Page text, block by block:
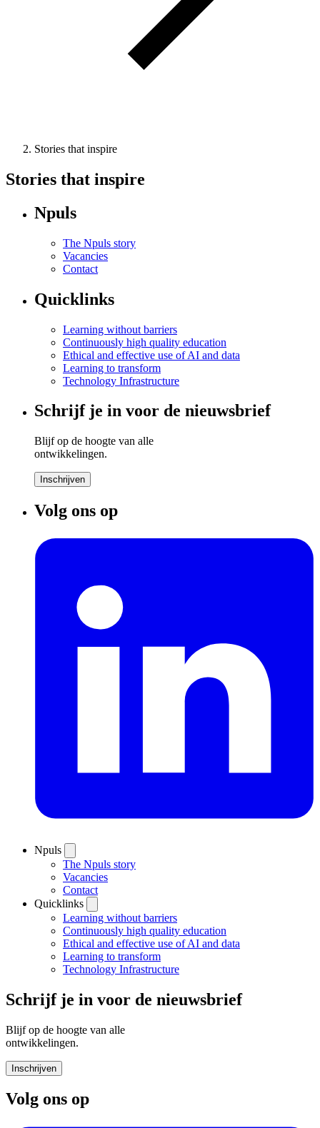
Stories that inspire
Stories that inspire
Npuls
The Npuls story
Vacancies
Contact
Quicklinks
Learning without barriers
Continuously high quality education
Ethical and effective use of AI and data
Learning to transform
Technology Infrastructure
Schrijf je in voor de nieuwsbrief
Blijf op de hoogte van alle
ontwikkelingen.
Inschrijven
Volg ons op
Npuls
The Npuls story
Vacancies
Contact
Quicklinks
Learning without barriers
Continuously high quality education
Ethical and effective use of AI and data
Learning to transform
Technology Infrastructure
Schrijf je in voor de nieuwsbrief
Blijf op de hoogte van alle
ontwikkelingen.
Inschrijven
Volg ons op